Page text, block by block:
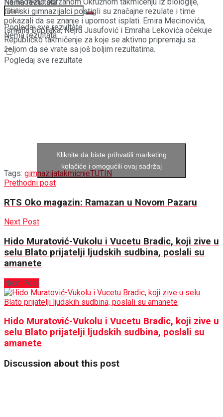
Nema rezultata
Pogledaj sve rezultate
Nema rezultata
Pogledaj sve rezultate
tutinski gimnazijalci postigli su značajne rezulate i time
pokazali da se znanje i upornost isplati. Emira Mecinovića,
Ismaila Dupljaka, Nejru Jusufović i Emraha Lekovića očekuje
Republičko takmičenje za koje se aktivno pripremaju sa
željom da se vrate sa još boljim rezultatima.
Kliknite da biste prihvatili marketing
kolačiće i omogućili ovaj sadržaj
Tags: gimnazijatakmicnjeTUTIN
Prethodni post
RTS Oko magazin: Ramazan u Novom Pazaru
Next Post
Hido Muratović-Vukolu i Vucetu Bradic, koji zive u
selu Blato prijatelji ljudskih sudbina, poslali su
amanete
Next Post
Hido Muratović-Vukolu i Vucetu Bradic, koji zive u
selu Blato prijatelji ljudskih sudbina, poslali su
amanete
Discussion about this post